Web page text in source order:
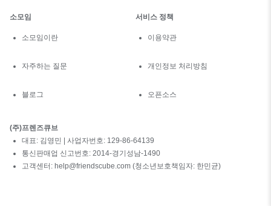
소모임
소모임이란
자주하는 질문
블로그
서비스 정책
이용약관
개인정보 처리방침
오픈소스
(주)프렌즈큐브
대표: 김영민 | 사업자번호: 129-86-64139
통신판매업 신고번호: 2014-경기성남-1490
고객센터: help@friendscube.com (청소년보호책임자: 한민균)